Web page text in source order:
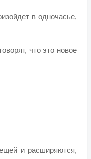
в одночасье,
что это новое
и расширяются,